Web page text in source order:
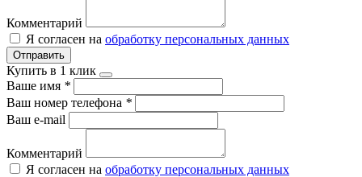
Комментарий
Я согласен на обработку персональных данных
Отправить
Купить в 1 клик
Ваше имя *
Ваш номер телефона *
Ваш e-mail
Комментарий
Я согласен на обработку персональных данных